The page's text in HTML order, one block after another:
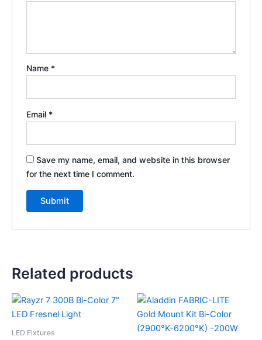
Name *
Email *
Save my name, email, and website in this browser
for the next time I comment.
Related products
LED Fixtures